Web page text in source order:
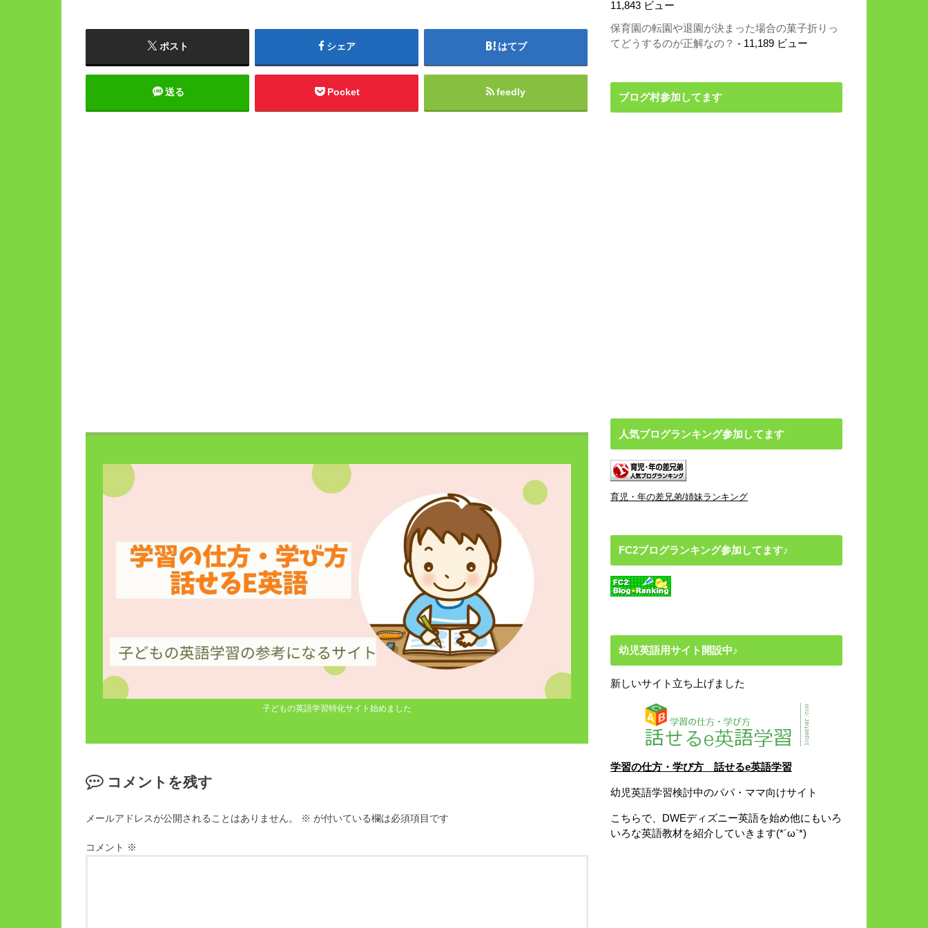
ポスト シェア はてブ
送る Pocket feedly
子どもの英語学習特化サイト始めました
コメントを残す
メールアドレスが公開されることはありません。 ※ が付いている欄は必須項目です
コメント ※
11,843 ビュー
保育園の転園や退園が決まった場合の菓子折りっ
てどうするのが正解なの？ - 11,189 ビュー
ブログ村参加してます
人気ブログランキング参加してます
育児・年の差兄弟/姉妹ランキング
FC2ブログランキング参加してます♪
幼児英語用サイト開設中♪
新しいサイト立ち上げました
学習の仕方・学び方 話せるe英語学習
幼児英語学習検討中のパパ・ママ向けサイト
こちらで、DWEディズニー英語を始め他にもいろ
いろな英語教材を紹介していきます(*´ω`*)